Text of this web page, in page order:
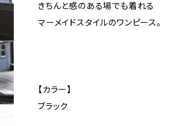
きちんと感のある場でも着れる
マーメイドスタイルのワンピース。
【カラー】
ブラック